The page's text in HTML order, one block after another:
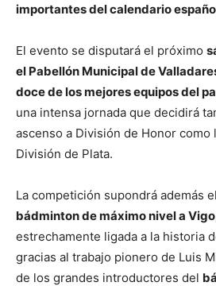
importantes del calendario
El evento se disputará el próximo
el Pabellón Municipal de
doce de los mejores equipos del
una intensa jornada que decidirá
ascenso a División de Honor como
División de Plata.
La competición supondrá además el
bádminton de máximo nivel a
estrechamente ligada a la historia
gracias al trabajo pionero de Luis
de los grandes introductores del